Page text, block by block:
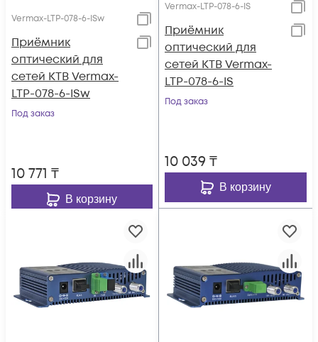
Vermax-LTP-078-6-ISw
Приёмник
оптический для
сетей КТВ Vermax-
LTP-078-6-ISw
Под заказ
10 771 ₸
В корзину
Vermax-LTP-078-6-IS
Приёмник
оптический для
сетей КТВ Vermax-
LTP-078-6-IS
Под заказ
10 039 ₸
В корзину